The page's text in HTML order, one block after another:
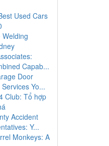
Used Cars
Welding
Capab...
Door
Yo...
Club: Tổ hợp
Accident
Y...
Monkeys: A